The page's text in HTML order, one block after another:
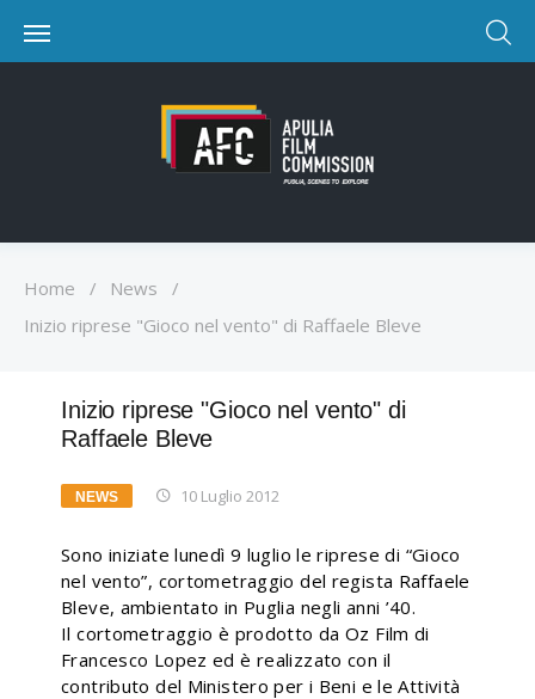
Home / News
/
Inizio riprese "Gioco nel vento" di Raffaele Bleve
Inizio riprese "Gioco nel vento" di
Raffaele Bleve
NEWS 10 Luglio 2012
Sono iniziate lunedì 9 luglio le riprese di “Gioco
nel vento”, cortometraggio del regista Raffaele
Bleve, ambientato in Puglia negli anni ’40.
Il cortometraggio è prodotto da Oz Film di
Francesco Lopez ed è realizzato con il
contributo del Ministero per i Beni e le Attività